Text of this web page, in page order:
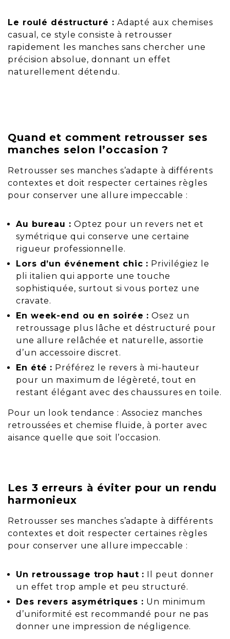
Le roulé déstructuré : Adapté aux chemises
casual, ce style consiste à retrousser
rapidement les manches sans chercher une
précision absolue, donnant un effet
naturellement détendu.
Quand et comment retrousser ses
manches selon l’occasion ?
Retrousser ses manches s’adapte à différents
contextes et doit respecter certaines règles
pour conserver une allure impeccable :
Au bureau : Optez pour un revers net et
symétrique qui conserve une certaine
rigueur professionnelle.
Lors d’un événement chic : Privilégiez le
pli italien qui apporte une touche
sophistiquée, surtout si vous portez une
cravate.
En week-end ou en soirée : Osez un
retroussage plus lâche et déstructuré pour
une allure relâchée et naturelle, assortie
d’un accessoire discret.
En été : Préférez le revers à mi-hauteur
pour un maximum de légèreté, tout en
restant élégant avec des chaussures en toile.
Pour un look tendance : Associez manches
retroussées et chemise fluide, à porter avec
aisance quelle que soit l’occasion.
Les 3 erreurs à éviter pour un rendu
harmonieux
Retrousser ses manches s’adapte à différents
contextes et doit respecter certaines règles
pour conserver une allure impeccable :
Un retroussage trop haut : Il peut donner
un effet trop ample et peu structuré.
Des revers asymétriques : Un minimum
d’uniformité est recommandé pour ne pas
donner une impression de négligence.